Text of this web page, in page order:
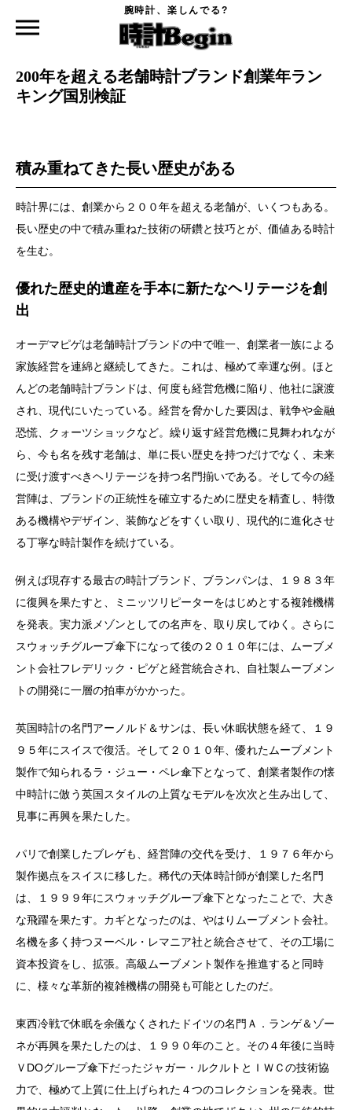
腕時計、楽しんでる?
200年を超える老舗時計ブランド創業年ランキング国別検証
200年を超える老舗時計ブランド創業年ラン
キング国別検証
積み重ねてきた長い歴史がある
時計界には、創業から２００年を超える老舗が、いくつもある。
長い歴史の中で積み重ねた技術の研鑽と技巧とが、価値ある時計
を生む。
優れた歴史的遺産を手本に新たなヘリテージを創
出
オーデマピゲは老舗時計ブランドの中で唯一、創業者一族による
家族経営を連綿と継続してきた。これは、極めて幸運な例。ほと
んどの老舗時計ブランドは、何度も経営危機に陥り、他社に譲渡
され、現代にいたっている。経営を脅かした要因は、戦争や金融
恐慌、クォーツショックなど。繰り返す経営危機に見舞われなが
ら、今も名を残す老舗は、単に長い歴史を持つだけでなく、未来
に受け渡すべきヘリテージを持つ名門揃いである。そして今の経
営陣は、ブランドの正統性を確立するために歴史を精査し、特徴
ある機構やデザイン、装飾などをすくい取り、現代的に進化させ
る丁寧な時計製作を続けている。
例えば現存する最古の時計ブランド、ブランパンは、１９８３年
に復興を果たすと、ミニッツリピーターをはじめとする複雑機構
を発表。実力派メゾンとしての名声を、取り戻してゆく。さらに
スウォッチグループ傘下になって後の２０１０年には、ムーブメ
ント会社フレデリック・ピゲと経営統合され、自社製ムーブメン
トの開発に一層の拍車がかかった。
英国時計の名門アーノルド＆サンは、長い休眠状態を経て、１９
９５年にスイスで復活。そして２０１０年、優れたムーブメント
製作で知られるラ・ジュー・ペレ傘下となって、創業者製作の懐
中時計に倣う英国スタイルの上質なモデルを次次と生み出して、
見事に再興を果たした。
パリで創業したブレゲも、経営陣の交代を受け、１９７６年から
製作拠点をスイスに移した。稀代の天体時計師が創業した名門
は、１９９９年にスウォッチグループ傘下となったことで、大き
な飛躍を果たす。カギとなったのは、やはりムーブメント会社。
名機を多く持つヌーベル・レマニア社と統合させて、その工場に
資本投資をし、拡張。高級ムーブメント製作を推進すると同時
に、様々な革新的複雑機構の開発も可能としたのだ。
東西冷戦で休眠を余儀なくされたドイツの名門Ａ．ランゲ＆ゾー
ネが再興を果たしたのは、１９９０年のこと。その４年後に当時
ＶDOグループ傘下だったジャガー・ルクルトとＩＷＣの技術協
力で、極めて上質に仕上げられた４つのコレクションを発表。世